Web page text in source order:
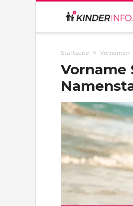
Startseite Vornamen
Vorname